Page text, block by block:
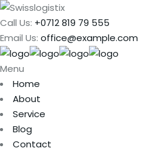
Call Us: +0712 819 79 555
Email Us: office@example.com
Menu
Home
About
Service
Blog
Contact